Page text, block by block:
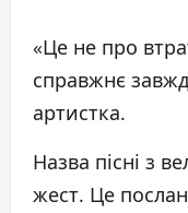
«Це не про
справжнє
артистка.
Назва пісні з
жест. Це